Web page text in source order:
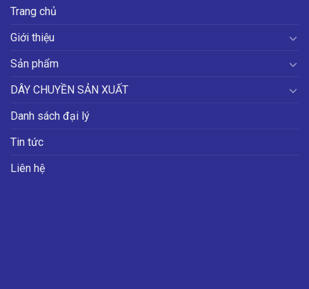
Trang chủ
Giới thiệu
Sản phẩm
DÂY CHUYỀN SẢN XUẤT
Danh sách đại lý
Tin tức
Liên hệ